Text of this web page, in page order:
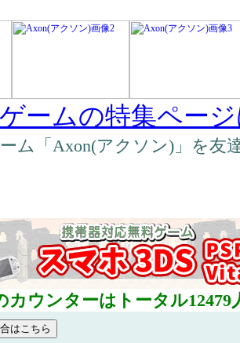
ームの特集ペー
ム「Axon(アクソン)」を友
カウンターはトータル12479